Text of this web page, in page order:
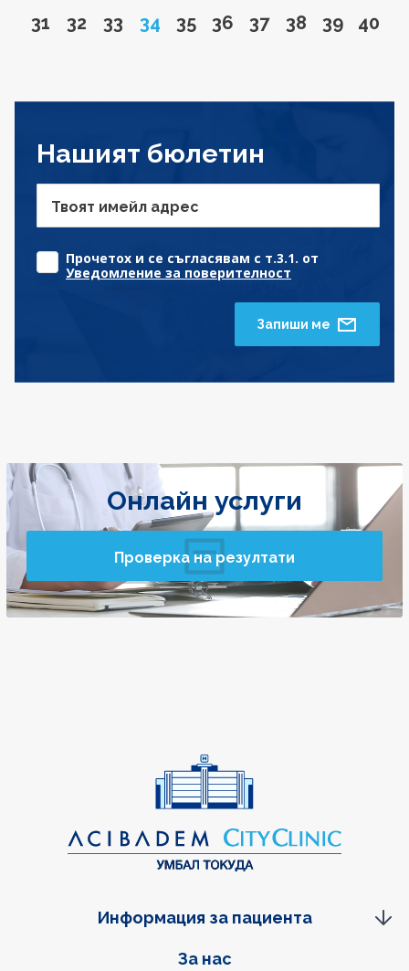
Go to page
31 Go to page
32 Go to page
33 Page
34 Go to page
35 Go to page
36 Go to page
37 Go to page
38 Go to
39 Go
40
Нашият бюлетин
Твоят имейл адрес
Прочетох и се съгласявам с т.3.1. от
Уведомление за поверителност
Запиши ме
Онлайн услуги
Проверка на резултати
Фуутер навигация
За нас
Информация за пациента